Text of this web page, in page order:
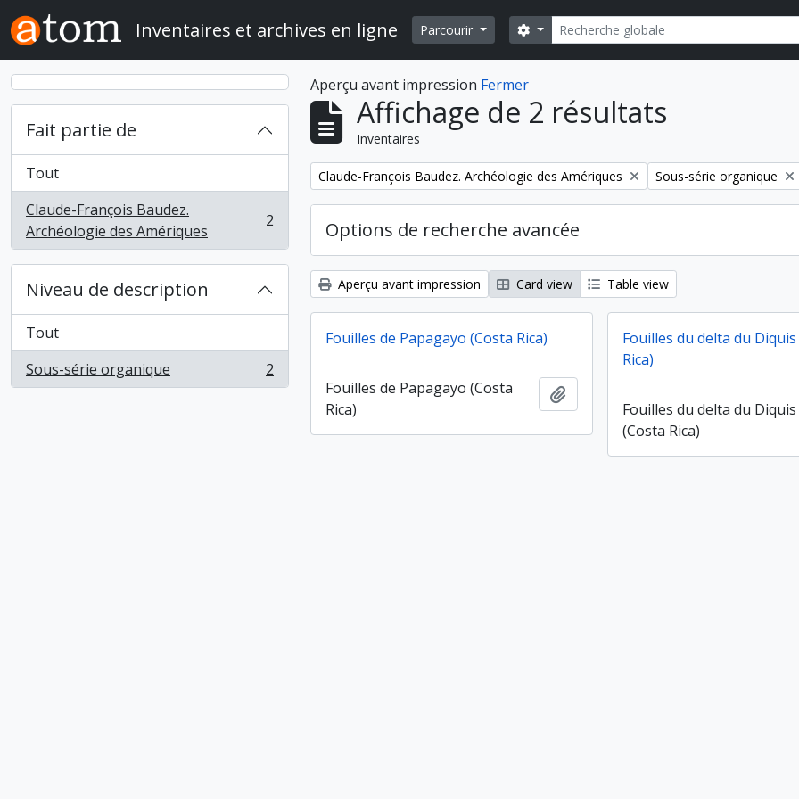
Skip to main content
Inventaires et archives en ligne Parcourir Rechercher
Search options
Fait partie de
Tout
Claude-François Baudez.
Archéologie des Amériques
, 2 résultats 2
Niveau de description
Tout
Sous-série organique
, 2 résultats 2
Aperçu avant impression Fermer
Affichage de 2 résultats
Inventaires
Remove filter:
Claude-François Baudez. Archéologie des Amériques Remove filter:
Sous-série organique
Options de recherche avancée
Aperçu avant impression Card view Table view
Fouilles de Papagayo (Costa Rica)
Fouilles de Papagayo (Costa
Rica)
Fouilles du delta du Diquis
Rica)
Fouilles du delta du Diquis
(Costa Rica)